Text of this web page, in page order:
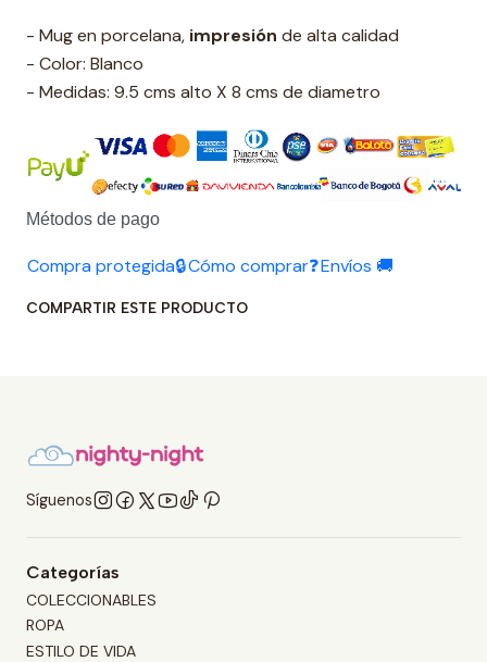
- Mug en porcelana, impresión de alta calidad
- Color: Blanco
- Medidas: 9.5 cms alto X 8 cms de diametro
Métodos de pago
Compra protegida🔒Cómo comprar❓Envíos 🚚
COMPARTIR ESTE PRODUCTO
Síguenos
Categorías
COLECCIONABLES
ROPA
ESTILO DE VIDA